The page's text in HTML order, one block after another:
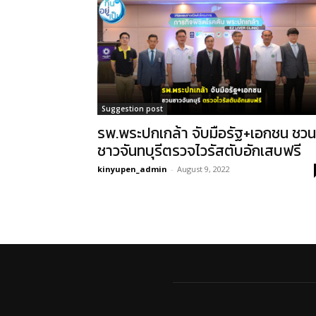
Suggestion post
รพ.พระปกเกล้า จับมือรัฐ+เอกชน ชวน
ชาวจันทบุรีตรวจไวรัสตับอักเสบฟรี
kinyupen_admin - August 9, 2022